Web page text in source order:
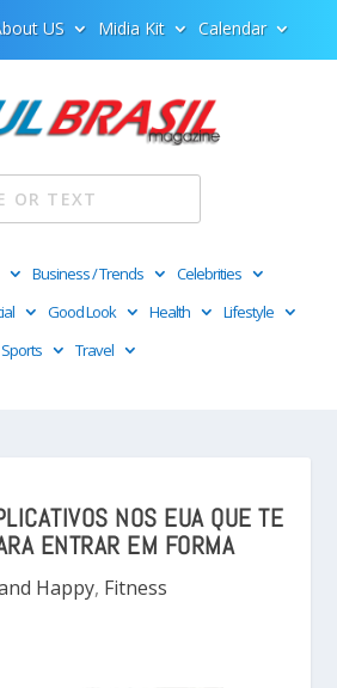
US Midia Kit Calendar
Business / Trends
Celebrities
Good Look Health
Lifestyle
Sports
Travel
NOS EUA QUE TE
ENTRAR EM FORMA
Happy, Fitness